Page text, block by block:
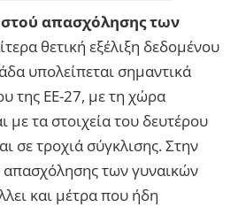
απασχόλησης των
θετική εξέλιξη δεδομένου
υπολείπεται σημαντικά
της ΕΕ-27, με τη χώρα
τα στοιχεία του δευτέρου
σε τροχιά σύγκλισης. Στην
των γυναικών
και μέτρα που ήδη